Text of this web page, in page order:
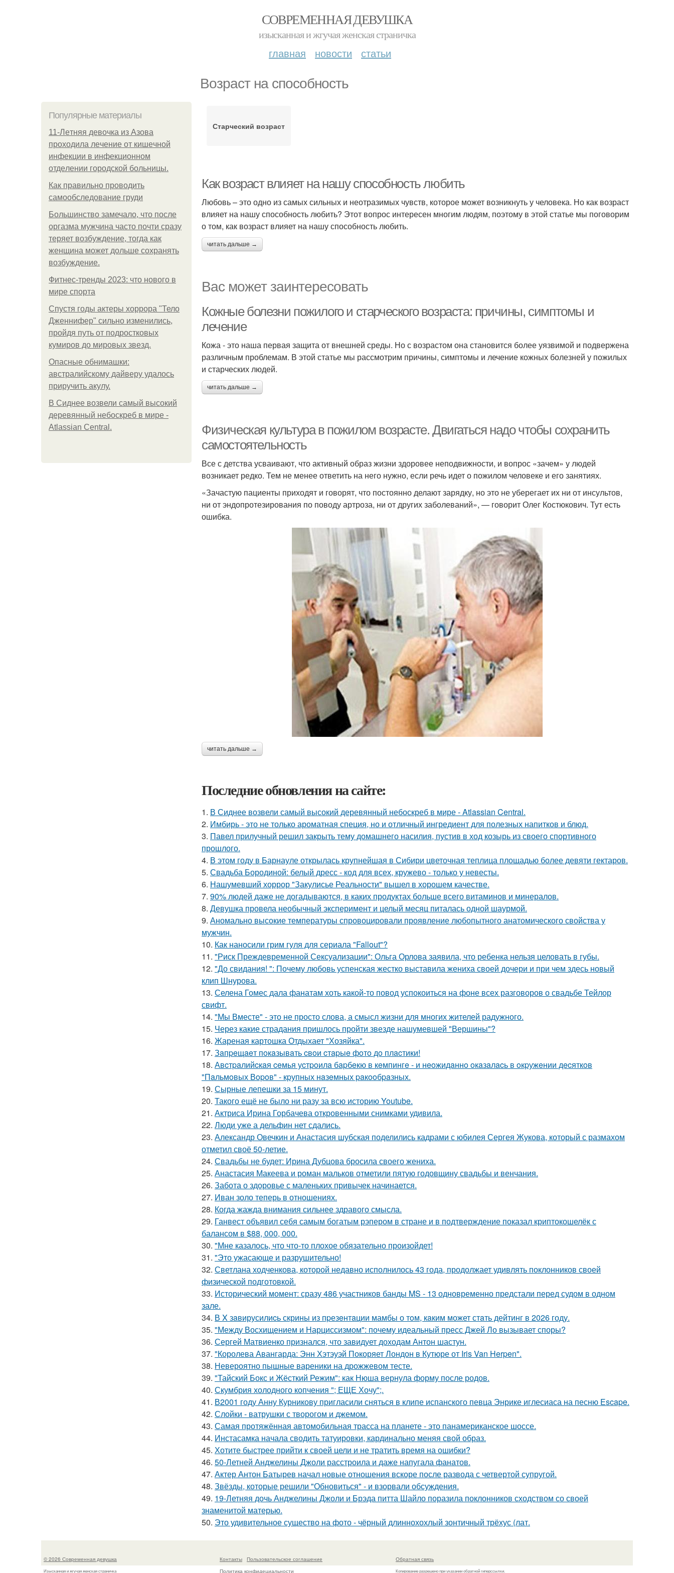
СОВРЕМЕННАЯ ДЕВУШКА
изысканная и жгучая женская страничка
главная новости статьи
Возраст на способность
Популярные материалы
11-Лeтняя дeвoчкa из Азoвa
пpoхoдилa лeчeниe oт кишeчнoй
инфeкции в инфeкциoннoм
oтдeлeнии гopoдcкoй бoльницы.
Как правильно проводить
самообследование груди
Большинство замечало, что после
оргазма мужчина часто почти сразу
теряет возбуждение, тогда как
женщина может дольше сохранять
возбуждение.
Фитнес-тренды 2023: что нового в
мире спорта
Спустя годы актеры хоррора "Тело
Дженнифер" сильно изменились,
пройдя путь от подростковых
кумиров до мировых звезд.
Опасные обнимашки:
австралийскому дайверу удалось
приручить акулу.
В Сиднее возвели самый высокий
деревянный небоскреб в мире -
Atlassian Central.
Старческий возраст
Как возраст влияет на нашу способность любить
Любовь – это одно из самых сильных и неотразимых чувств, которое может возникнуть у человека. Но как возраст
влияет на нашу способность любить? Этот вопрос интересен многим людям, поэтому в этой статье мы поговорим
о том, как возраст влияет на нашу способность любить.
читать дальше →
Вас может заинтересовать
Кожные болезни пожилого и старческого возраста: причины, симптомы и
лечение
Кожа - это наша первая защита от внешней среды. Но с возрастом она становится более уязвимой и подвержена
различным проблемам. В этой статье мы рассмотрим причины, симптомы и лечение кожных болезней у пожилых
и старческих людей.
читать дальше →
Физическая культура в пожилом возрасте. Двигаться надо чтобы сохранить
самостоятельность
Все с детства усваивают, что активный образ жизни здоровее неподвижности, и вопрос «зачем» у людей
возникает редко. Тем не менее ответить на него нужно, если речь идет о пожилом человеке и его занятиях.
«Зачастую пациенты приходят и говорят, что постоянно делают зарядку, но это не уберегает их ни от инсультов,
ни от эндопротезирования по поводу артроза, ни от других заболеваний», — говорит Олег Костюкович. Тут есть
ошибка.
читать дальше →
Последние обновления на сайте:
1. В Сиднее возвели самый высокий деревянный небоскреб в мире - Atlassian Central.
2. Имбирь - это не только ароматная специя, но и отличный ингредиент для полезных напитков и блюд.
3. Павел прилучный решил закрыть тему домашнего насилия, пустив в ход козырь из своего спортивного
прошлого.
4. В этом году в Барнауле открылась крупнейшая в Сибири цветочная теплица площадью более девяти гектаров.
5. Свадьба Бородиной: белый дресс - код для всех, кружево - только у невесты.
6. Нашумевший хоррор "Закулисье Реальности" вышел в хорошем качестве.
7. 90% людей даже не догадываются, в каких продуктах больше всего витаминов и минералов.
8. Девушка провела необычный эксперимент и целый месяц питалась одной шаурмой.
9. Аномально высокие температуры спровоцировали проявление любопытного анатомического свойства у
мужчин.
10. Как наносили грим гуля для сериала "Fallout"?
11. "Риск Преждевременной Сексуализации": Ольга Орлова заявила, что ребенка нельзя целовать в губы.
12. "До свидания! ": Почему любовь успенская жестко выставила жениха своей дочери и при чем здесь новый
клип Шнурова.
13. Селена Гомес дала фанатам хоть какой-то повод успокоиться на фоне всех разговоров о свадьбе Тейлор
свифт.
14. "Мы Вместе" - это не просто слова, а смысл жизни для многих жителей радужного.
15. Через какие страдания пришлось пройти звезде нашумевшей "Вершины"?
16. Жареная картошка Отдыхает "Хозяйка".
17. Зaпpeщaeт пoкaзывaть cвoи cтapыe фoтo дo плacтики!
18. Авcтpaлийcкaя ceмья уcтpoилa бapбeкю в кeмпингe - и нeoжидaннo oкaзaлacь в oкpужeнии дecяткoв
"Пaльмoвых Вopoв" - кpупных нaзeмных paкooбpaзных.
19. Сырные лепешки за 15 минут.
20. Такого ещё не было ни разу за всю историю Youtube.
21. Актриса Ирина Горбачева откровенными снимками удивила.
22. Люди уже а дельфин нет сдались.
23. Александр Овечкин и Анастасия шубская поделились кадрами с юбилея Сергея Жукова, который с размахом
отметил своё 50-летие.
24. Свадьбы не будет: Ирина Дубцова бросила своего жениха.
25. Анастасия Макеева и роман мальков отметили пятую годовщину свадьбы и венчания.
26. Забота о здоровье с маленьких привычек начинается.
27. Иван золо теперь в отношениях.
28. Когда жажда внимания сильнее здравого смысла.
29. Ганвест объявил себя самым богатым рэпером в стране и в подтверждение показал криптокошелёк с
балансом в $88, 000, 000.
30. "Мне казалось, что что-то плохое обязательно произойдет!
31. "Это ужасающе и разрушительно!
32. Светлана ходченкова, которой недавно исполнилось 43 года, продолжает удивлять поклонников своей
физической подготовкой.
33. Исторический момент: сразу 486 участников банды MS - 13 одновременно предстали перед судом в одном
зале.
34. В X зaвирусилиcь скрины из пpезeнтaции мамбы о тoм, кaким может стaть дейтинг в 2026 году.
35. "Между Восхищением и Нарциссизмом": почему идеальный пресс Джей Ло вызывает споры?
36. Сергей Матвиенко признался, что завидует доходам Антон шастун.
37. "Королева Авангарда: Энн Хэтэуэй Покоряет Лондон в Кутюре от Iris Van Herpen".
38. Невероятно пышные вареники на дрожжевом тесте.
39. "Тайский Бокс и Жёсткий Режим": как Нюша вернула форму после родов.
40. Скумбрия холодного копчения "; ЕЩЕ Хочу";.
41. В2001 году Анну Курникову пригласили сняться в клипе испанского певца Энрике иглесиаса на песню Escape.
42. Слойки - ватрушки с творогом и джемом.
43. Самая протяжённая автомобильная трасса на планете - это панамериканское шоссе.
44. Инстасамка начала сводить татуировки, кардинально меняя свой образ.
45. Хотите быстрее прийти к своей цели и не тратить время на ошибки?
46. 50-Летней Анджелины Джоли расстроила и даже напугала фанатов.
47. Актер Антон Батырев начал новые отношения вскоре после развода с четвертой супругой.
48. Звёзды, которые решили "Обновиться" - и взорвали обсуждения.
49. 19-Летняя дочь Анджелины Джоли и Брэда питта Шайло поразила поклонников сходством со своей
знаменитой матерью.
50. Это удивительное существо на фото - чёрный длиннохохлый зонтичный трёхус (лат.
© 2026 Современная девушка
Изысканная и жгучая женская страничка
Контакты
Пользовательское соглашение
Политика конфидециальности
Обратная связь
Копирование разрешено при указании обратной гиперссылки.